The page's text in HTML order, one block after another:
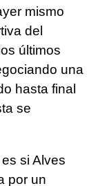
mismo
del
últimos
una
hasta final
se
si Alves
por un